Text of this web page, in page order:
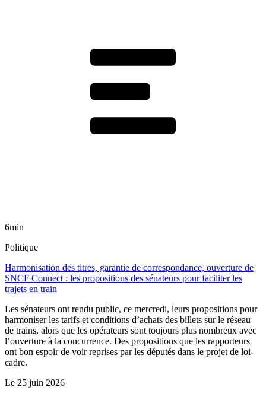
6min
Politique
Harmonisation des titres, garantie de correspondance, ouverture de
SNCF Connect : les propositions des sénateurs pour faciliter les
trajets en train
Les sénateurs ont rendu public, ce mercredi, leurs propositions pour
harmoniser les tarifs et conditions d’achats des billets sur le réseau
de trains, alors que les opérateurs sont toujours plus nombreux avec
l’ouverture à la concurrence. Des propositions que les rapporteurs
ont bon espoir de voir reprises par les députés dans le projet de loi-
cadre.
Le 25 juin 2026